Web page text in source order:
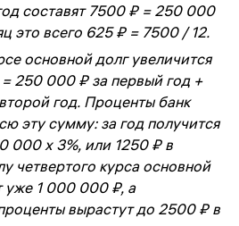
составят 7500 ₽ = 250 000
это всего 625 ₽ = 7500 / 12.
основной долг увеличится
250 000 ₽ за первый год +
год. Проценты банк
эту сумму: за год получится
000 х 3%, или 1250 ₽ в
четвертого курса основной
уже 1 000 000 ₽, а
вырастут до 2500 ₽ в